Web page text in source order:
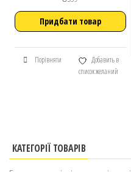
Придбати товар
Порівняти
Добавить в
список желаний
КАТЕГОРІЇ ТОВАРІВ